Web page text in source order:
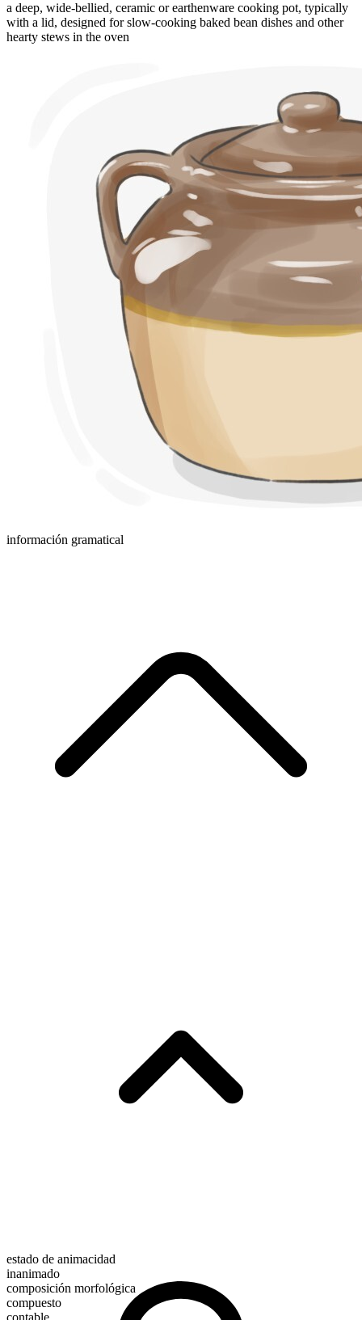
a deep, wide-bellied, ceramic or earthenware cooking pot, typically
with a lid, designed for slow-cooking baked bean dishes and other
hearty stews in the oven
información gramatical
estado de animacidad
inanimado
composición morfológica
compuesto
contable